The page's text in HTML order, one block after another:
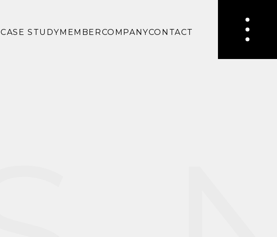
CASE STUDYMEMBERCOMPANYCONTACT